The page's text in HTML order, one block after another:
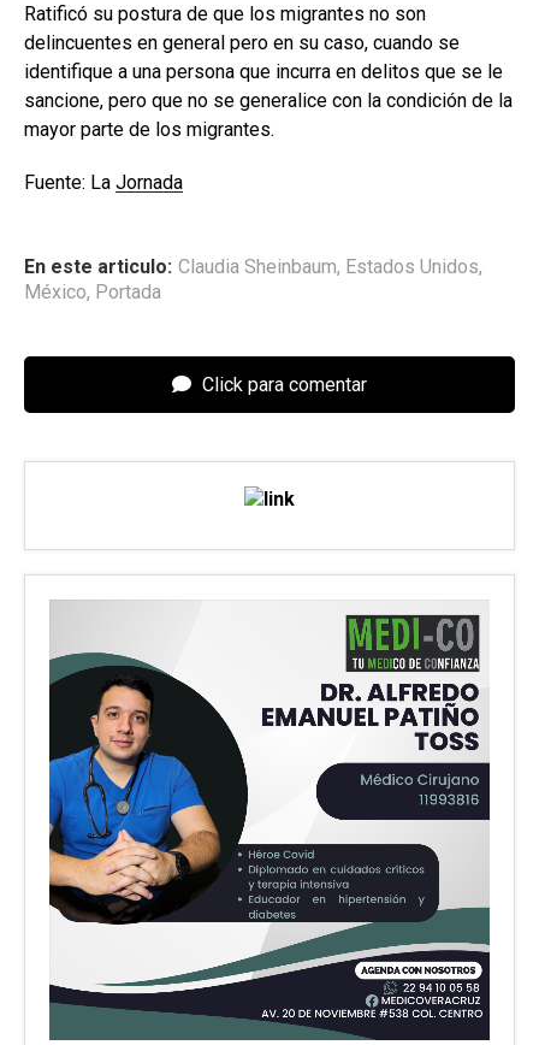
Ratificó su postura de que los migrantes no son
delincuentes en general pero en su caso, cuando se
identifique a una persona que incurra en delitos que se le
sancione, pero que no se generalice con la condición de la
mayor parte de los migrantes.
Fuente: La Jornada
En este articulo: Claudia Sheinbaum, Estados Unidos,
México, Portada
Click para comentar